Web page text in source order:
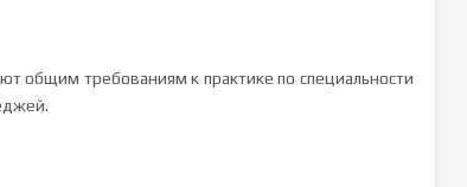
общим требованиям к практике по специальности